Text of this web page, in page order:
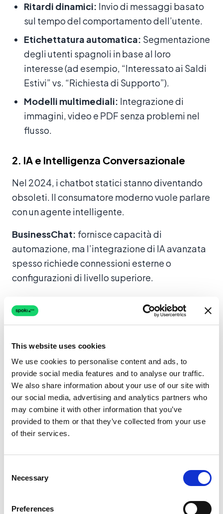
This website uses cookies
We use cookies to personalise content and ads, to
provide social media features and to analyse our traffic.
We also share information about your use of our site with
our social media, advertising and analytics partners who
may combine it with other information that you’ve
provided to them or that they’ve collected from your use
of their services.
Selection
Necessary
Preferences
Ritardi dinamici: Invio di messaggi basato
sul tempo del comportamento dell’utente.
Etichettatura automatica: Segmentazione
degli utenti spagnoli in base al loro
interesse (ad esempio, “Interessato ai Saldi
Estivi” vs. “Richiesta di Supporto”).
Modelli multimediali: Integrazione di
immagini, video e PDF senza problemi nel
flusso.
2. IA e Intelligenza Conversazionale
Nel 2024, i chatbot statici stanno diventando
obsoleti. Il consumatore moderno vuole parlare
con un agente intelligente.
BusinessChat: fornisce capacità di
automazione, ma l’integrazione di IA avanzata
spesso richiede connessioni esterne o
configurazioni di livello superiore.
direttamente nella sua infrastruttura centrale.
Questo permette alle aziende di creare agenti
“Spoki AI” che possono gestire domande
aperte, qualificare lead in spagnolo naturale e
trasferire ad agenti umani solo quando
necessario. Questo approccio ibrido —IA per la
qualificazione, umani per la chiusura— è
essenziale per scalare i team di vendita in
Spagna.
Per i responsabili e-commerce che utilizzano